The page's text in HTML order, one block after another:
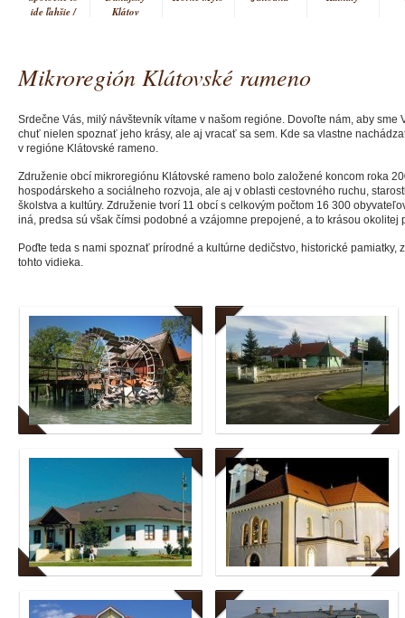
ide ľahšie /
Klátov
Vrakúň
Mikroregión Klátovské rameno
Srdečne Vás, milý návštevník vítame v našom regióne. Dovoľte nám, aby sme
chuť nielen spoznať jeho krásy, ale aj vracať sa sem. Kde sa vlastne
v regióne Klátovské rameno.
Združenie obcí mikroregiónu Klátovské rameno bolo založené koncom roka
hospodárskeho a sociálneho rozvoja, ale aj v oblasti cestovného ruchu,
školstva a kultúry. Združenie tvorí 11 obcí s celkovým počtom 16 300
iná, predsa sú však čímsi podobné a vzájomne prepojené, a to krásou okolitej
Poďte teda s nami spoznať prírodné a kultúrne dedičstvo, historické
tohto vidieka.